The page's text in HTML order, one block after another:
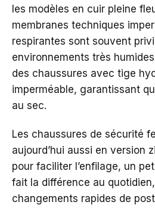
les modèles en cuir pleine
membranes techniques
respirantes sont souvent
environnements très
des chaussures avec tige
imperméable, garantissant
au sec.
Les chaussures de sécurité
aujourd’hui aussi en version
pour faciliter l’enfilage, un
fait la différence au
changements rapides de